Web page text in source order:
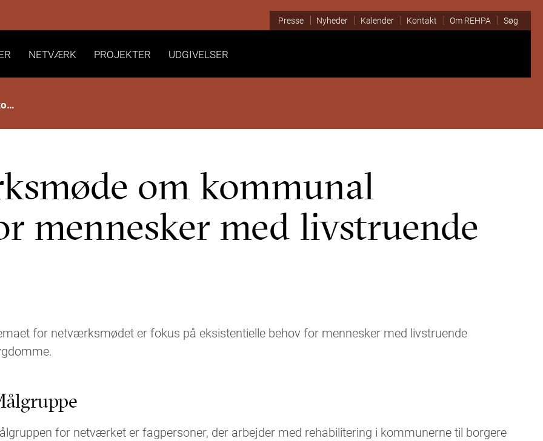
REHPA Netværksmøde om kommunal rehabilitering for mennesker med livstruende sygdom
om kommunal
mennesker med livstruende
for netværksmødet er fokus på eksistentielle behov for mennesker med livstruende
for netværket er fagpersoner, der arbejder med rehabilitering i kommunerne til borgere
Presse Nyheder Kalender Kontakt Om REHPA Søg
NETVÆRK PROJEKTER UDGIVELSER